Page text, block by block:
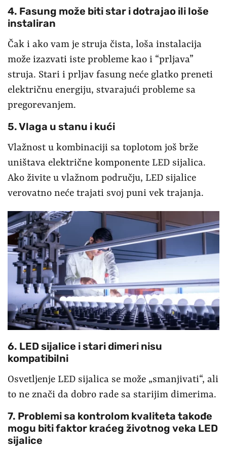
4. Fasung može biti star i dotrajao ili loše
instaliran
Čak i ako vam je struja čista, loša instalacija
može izazvati iste probleme kao i “prljava”
struja. Stari i prljav fasung neće glatko preneti
električnu energiju, stvarajući probleme sa
pregorevanjem.
5. Vlaga u stanu i kući
Vlažnost u kombinaciji sa toplotom još brže
uništava električne komponente LED sijalica.
Ako živite u vlažnom području, LED sijalice
verovatno neće trajati svoj puni vek trajanja.
6. LED sijalice i stari dimeri nisu
kompatibilni
Osvetljenje LED sijalica se može „smanjivati“, ali
to ne znači da dobro rade sa starijim dimerima.
7. Problemi sa kontrolom kvaliteta takođe
mogu biti faktor kraćeg životnog veka LED
sijalice